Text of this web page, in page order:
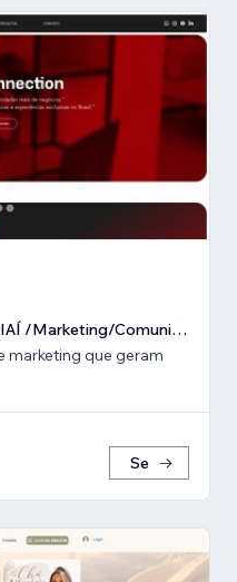
MAIS COMUNICAÇÃO JUNDIAÍ /Marketing/Comunicação estratégica
marketing que geram
Se